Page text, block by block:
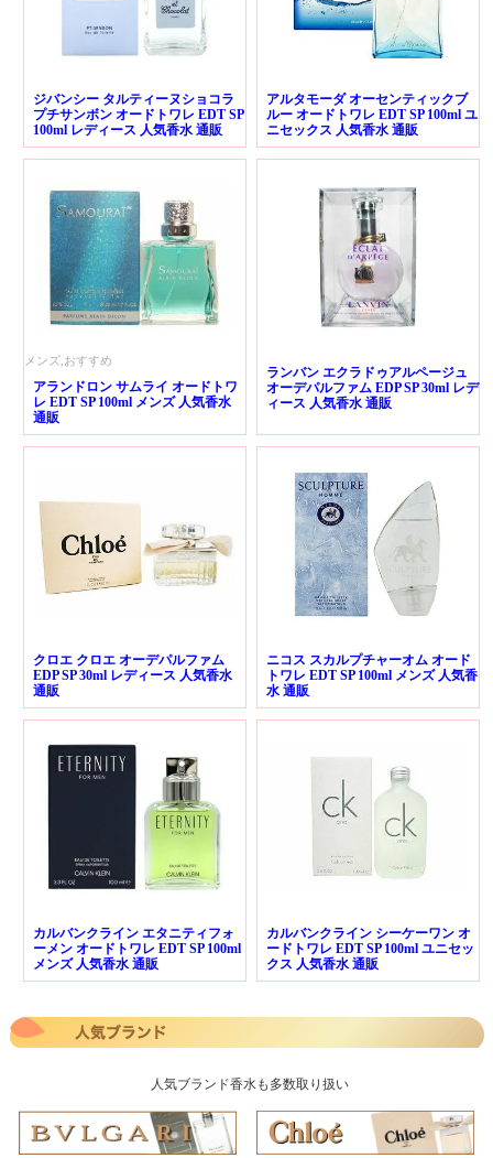
ジバンシー タルティーヌショコラ
プチサンボン オードトワレ EDT SP
100ml レディース 人気香水 通販
アルタモーダ オーセンティックブ
ルー オードトワレ EDT SP 100ml ユ
ニセックス 人気香水 通販
メンズ,おすすめ
アランドロン サムライ オードトワ
レ EDT SP 100ml メンズ 人気香水
通販
ランバン エクラドゥアルページュ
オーデパルファム EDP SP 30ml レデ
ィース 人気香水 通販
クロエ クロエ オーデパルファム
EDP SP 30ml レディース 人気香水
通販
ニコス スカルプチャーオム オード
トワレ EDT SP 100ml メンズ 人気香
水 通販
カルバンクライン エタニティフォ
ーメン オードトワレ EDT SP 100ml
メンズ 人気香水 通販
カルバンクライン シーケーワン オ
ードトワレ EDT SP 100ml ユニセッ
クス 人気香水 通販
人気ブランド香水も多数取り扱い